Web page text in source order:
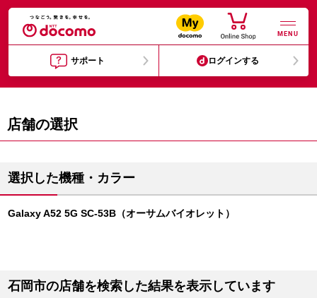
MENU
サポート ログインする
店舗の選択
選択した機種・カラー
Galaxy A52 5G SC-53B（オーサムバイオレット）
石岡市の店舗を検索した結果を表示しています